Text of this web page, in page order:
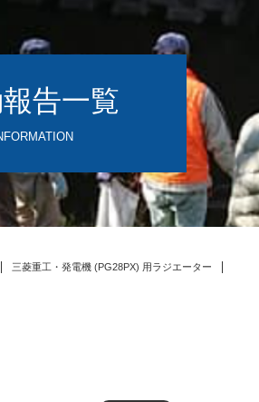
告一覧
三菱重工・発電機 (PG28PX) 用ラジエーター